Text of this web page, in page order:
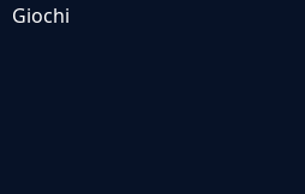
Giochi